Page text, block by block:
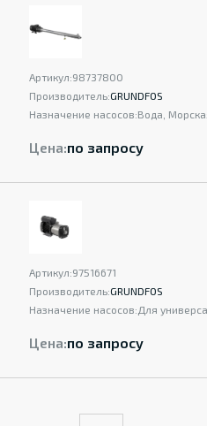
Артикул:98737800
Производитель:GRUNDFOS
Назначение насосов:Вода,
Цена:по запросу
Артикул:97516671
Производитель:GRUNDFOS
Назначение насосов: Для
Цена:по запросу